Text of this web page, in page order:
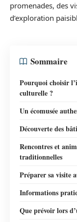
promenades, des
d’exploration
Sommaire
Pourquoi choisir
culturelle ?
Un écomusée
Découverte des
Rencontres et
traditionnelles
Préparer sa visite
Informations
Que prévoir lors